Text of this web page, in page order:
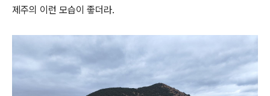
제주의 이런 모습이 좋더라.